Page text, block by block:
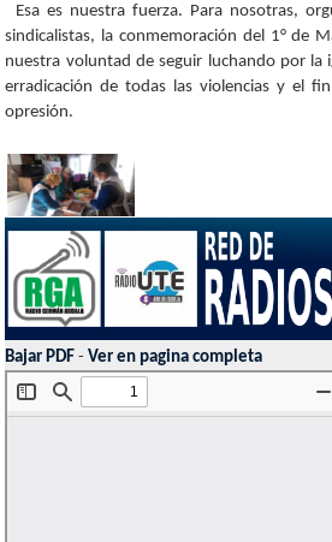
Esa es nuestra fuerza. Para nosotras,
sindicalistas, la conmemoración del 1° de
nuestra voluntad de seguir luchando por la
erradicación de todas las violencias y el
opresión.
Bajar PDF -Ver en pagina completa